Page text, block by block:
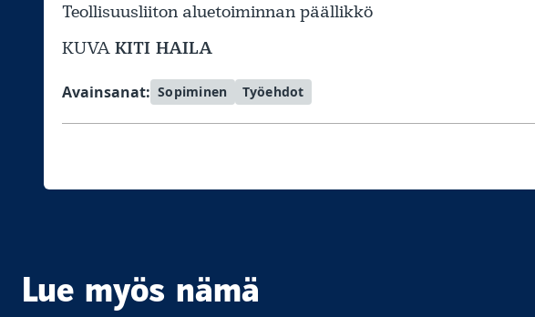
Teollisuusliiton aluetoiminnan päällikkö
KUVA KITI HAILA
Avainsanat: Sopiminen Työehdot
Lue myös nämä